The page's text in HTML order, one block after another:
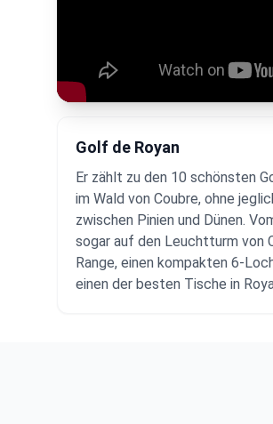
Golf de Royan
Er zählt zu den 10 schönsten
im Wald von Coubre, ohne
zwischen Pinien und Dünen.
sogar auf den Leuchtturm von
Range, einen kompakten 6-
einen der besten Tische in